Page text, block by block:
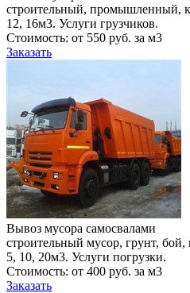
строительный, промышленный,
12, 16м3. Услуги грузчиков.
Стоимость: от 550 руб. за м3
Заказать
Вывоз мусора самосвалами
строительный мусор, грунт,
5, 10, 20м3. Услуги погрузки.
Стоимость: от 400 руб. за м3
Заказать